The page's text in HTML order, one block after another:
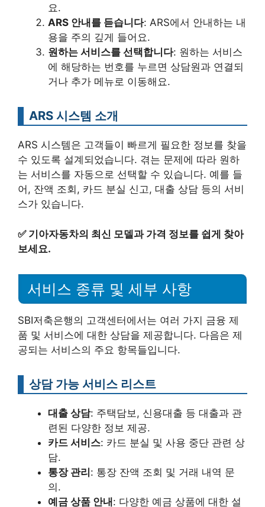
요.
ARS 안내를 듣습니다: ARS에서 안내하는 내
용을 주의 깊게 들어요.
원하는 서비스를 선택합니다: 원하는 서비스
에 해당하는 번호를 누르면 상담원과 연결되
거나 추가 메뉴로 이동해요.
ARS 시스템 소개
ARS 시스템은 고객들이 빠르게 필요한 정보를 찾을
수 있도록 설계되었습니다. 겪는 문제에 따라 원하
는 서비스를 자동으로 선택할 수 있습니다. 예를 들
어, 잔액 조회, 카드 분실 신고, 대출 상담 등의 서비
스가 있습니다.
✅ 기아자동차의 최신 모델과 가격 정보를 쉽게 찾아
보세요.
서비스 종류 및 세부 사항
SBI저축은행의 고객센터에서는 여러 가지 금융 제
품 및 서비스에 대한 상담을 제공합니다. 다음은 제
공되는 서비스의 주요 항목들입니다.
상담 가능 서비스 리스트
대출 상담: 주택담보, 신용대출 등 대출과 관
련된 다양한 정보 제공.
카드 서비스: 카드 분실 및 사용 중단 관련 상
담.
통장 관리: 통장 잔액 조회 및 거래 내역 문
의.
예금 상품 안내: 다양한 예금 상품에 대한 설